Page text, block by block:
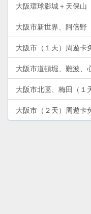
大阪環球影城＋天保山
大阪市新世界、阿倍野
大阪市（１天）周遊卡
大阪市道頓堀、難波、
大阪市北區、梅田（１
大阪市（２天）周遊卡